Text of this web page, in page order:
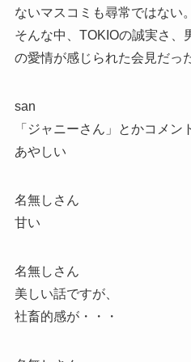
ないマスコミも尋常ではない。
そんな中、TOKIOの誠実さ、
の愛情が感じられた会見だっ
san
「ジャニーさん」とかコメン
あやしい
名無しさん
甘い
名無しさん
美しい話ですが、
社畜的感が・・・